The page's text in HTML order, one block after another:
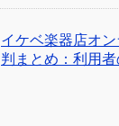
イケベ楽器店オ
判まとめ：利用